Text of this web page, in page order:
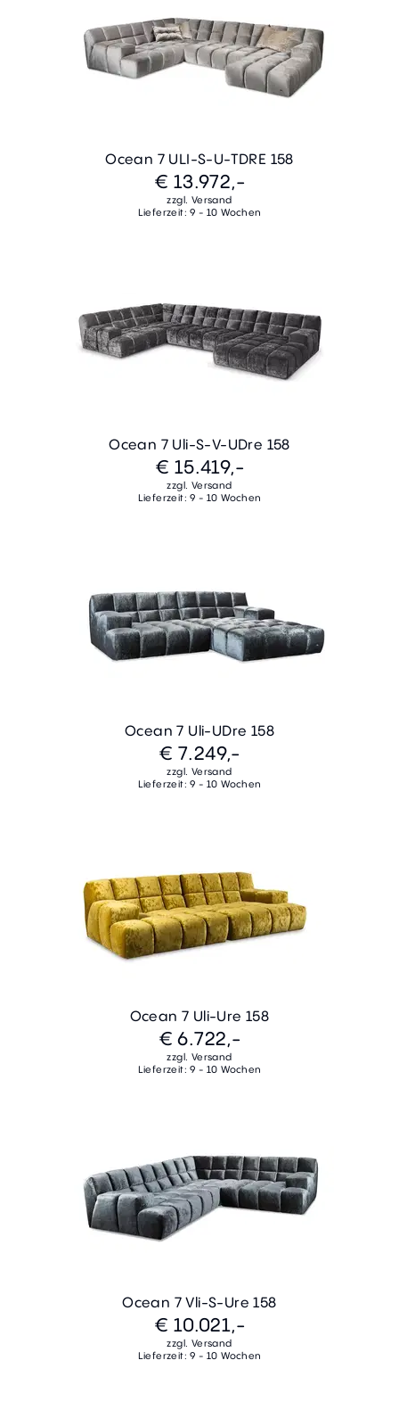
Ocean 7 ULI-S-U-TDRE 158
€ 13.972,-
zzgl. Versand
Lieferzeit: 9 - 10 Wochen
Ocean 7 Uli-S-V-UDre 158
€ 15.419,-
zzgl. Versand
Lieferzeit: 9 - 10 Wochen
Ocean 7 Uli-UDre 158
€ 7.249,-
zzgl. Versand
Lieferzeit: 9 - 10 Wochen
Ocean 7 Uli-Ure 158
€ 6.722,-
zzgl. Versand
Lieferzeit: 9 - 10 Wochen
Ocean 7 Vli-S-Ure 158
€ 10.021,-
zzgl. Versand
Lieferzeit: 9 - 10 Wochen